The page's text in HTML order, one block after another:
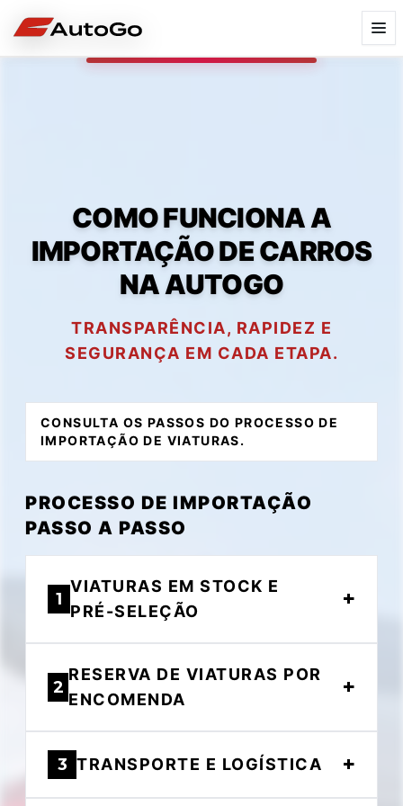
COMO FUNCIONA A
IMPORTAÇÃO DE CARROS
NA AUTOGO
TRANSPARÊNCIA, RAPIDEZ E
SEGURANÇA EM CADA ETAPA.
CONSULTA OS PASSOS DO PROCESSO DE
IMPORTAÇÃO DE VIATURAS.
PROCESSO DE IMPORTAÇÃO
PASSO A PASSO
1
VIATURAS EM STOCK E
PRÉ-SELEÇÃO
+
importadas, cuidadosamente selecionadas
nos principais mercados da UE (como
disponibilidade e interesse.
2
RESERVA DE VIATURAS POR
ENCOMENDA
+
nova ou edição limitada, a Autogo pode
tratar da importação por encomenda
3 TRANSPORTE E LOGÍSTICA +